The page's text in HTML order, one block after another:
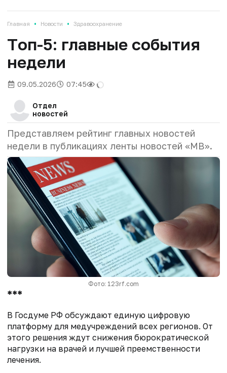
Главная • Новости • Здравоохранение
Tоп-5: главные события
недели
09.05.2026 07:45
Отдел
новостей
Представляем рейтинг главных новостей
недели в публикациях ленты новостей «МВ».
Фото: 123rf.com
***
В Госдуме РФ обсуждают единую цифровую
платформу для медучреждений всех регионов. От
этого решения ждут снижения бюрократической
нагрузки на врачей и лучшей преемственности
лечения.